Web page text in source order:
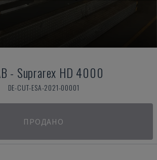
- Suprarex HD 4000
DE-CUT-ESA-2021-00001
ПРОДАНО